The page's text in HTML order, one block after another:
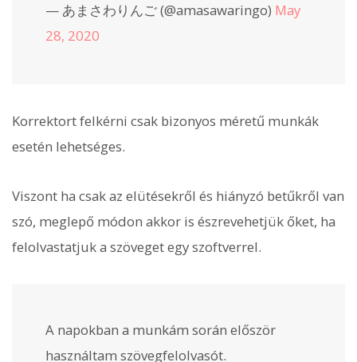
— あまさわりんご (@amasawaringo) May
28, 2020
Korrektort felkérni csak bizonyos méretű munkák
esetén lehetséges.
Viszont ha csak az elütésekről és hiányzó betűkről van
szó, meglepő módon akkor is észrevehetjük őket, ha
felolvastatjuk a szöveget egy szoftverrel.
A napokban a munkám során először
használtam szövegfelolvasót.